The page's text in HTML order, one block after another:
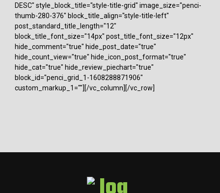
DESC" style_block_title="style-title-grid" image_size="penci-
thumb-280-376" block_title_align="style-title-left"
post_standard_title_length="12"
block_title_font_size="14px" post_title_font_size="12px"
hide_comment="true" hide_post_date="true"
hide_count_view="true" hide_icon_post_format="true"
hide_cat="true" hide_review_piechart="true"
block_id="penci_grid_1-1608288871906"
custom_markup_1=""][/vc_column][/vc_row]